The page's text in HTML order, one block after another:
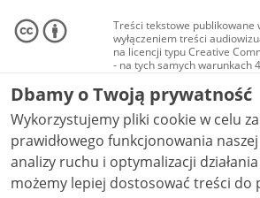
Treści tekstowe publikowane
wyłączeniem treści
na licencji typu Creative
- na tych samych warunkach
Materiały audiowizualne, w
audio i wideo, są
Creative Commons: uznanie
niekomercyjne - bez utworów
NC-ND 4.0), o ile nie jest to
Dbamy o Twoją prywatność
Wykorzystujemy pliki cookie w celu
prawidłowego funkcjonowania
analizy ruchu i optymalizacji działania strony.
możemy lepiej dostosować treści do